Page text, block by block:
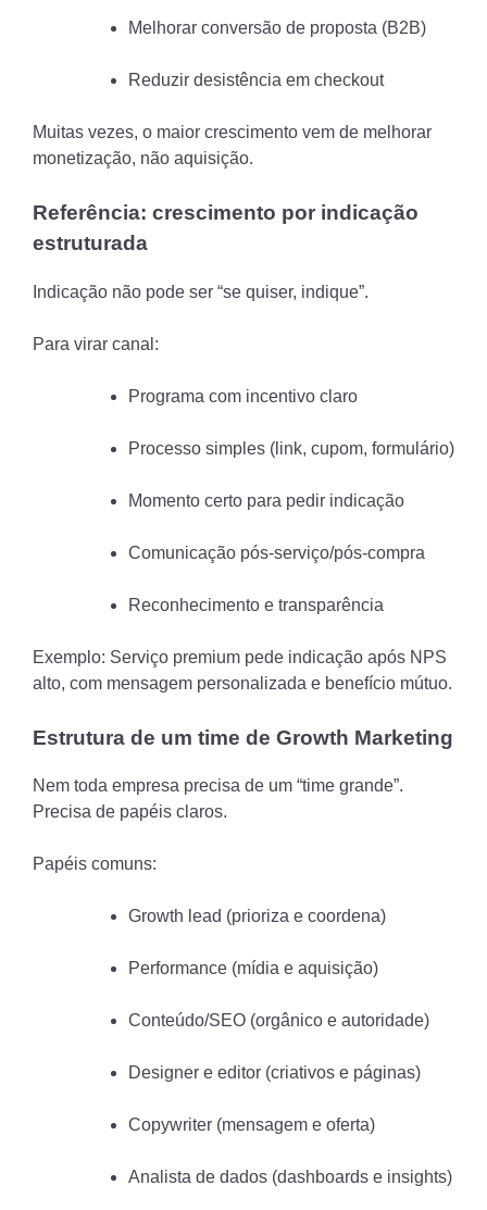
Melhorar conversão de proposta (B2B)
Reduzir desistência em checkout
Muitas vezes, o maior crescimento vem de melhorar
monetização, não aquisição.
Referência: crescimento por indicação
estruturada
Indicação não pode ser “se quiser, indique”.
Para virar canal:
Programa com incentivo claro
Processo simples (link, cupom, formulário)
Momento certo para pedir indicação
Comunicação pós-serviço/pós-compra
Reconhecimento e transparência
Exemplo: Serviço premium pede indicação após NPS
alto, com mensagem personalizada e benefício mútuo.
Estrutura de um time de Growth Marketing
Nem toda empresa precisa de um “time grande”.
Precisa de papéis claros.
Papéis comuns:
Growth lead (prioriza e coordena)
Performance (mídia e aquisição)
Conteúdo/SEO (orgânico e autoridade)
Designer e editor (criativos e páginas)
Copywriter (mensagem e oferta)
Analista de dados (dashboards e insights)